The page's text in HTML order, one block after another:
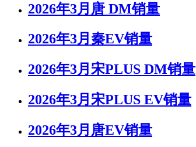
2026年3月唐 DM销量
2026年3月秦EV销量
2026年3月宋PLUS DM销量
2026年3月宋PLUS EV销量
2026年3月唐EV销量